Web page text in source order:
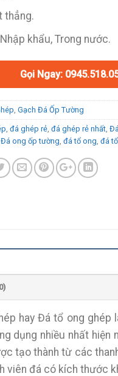
thẳng.
khẩu, Trong nước.
Gọi Ngay:
Gạch Đá Ốp Tường
đá ghép rẻ đá ghép rẻ nhất
Đá ong ốp tường đá tổ ong đá
hay Đá tổ ong ghép
dụng nhiều nhất hiện
tạo thành từ các
viên đá có kích thước